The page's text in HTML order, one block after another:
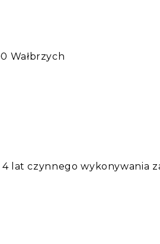
Wałbrzych
lat czynnego wykonywania